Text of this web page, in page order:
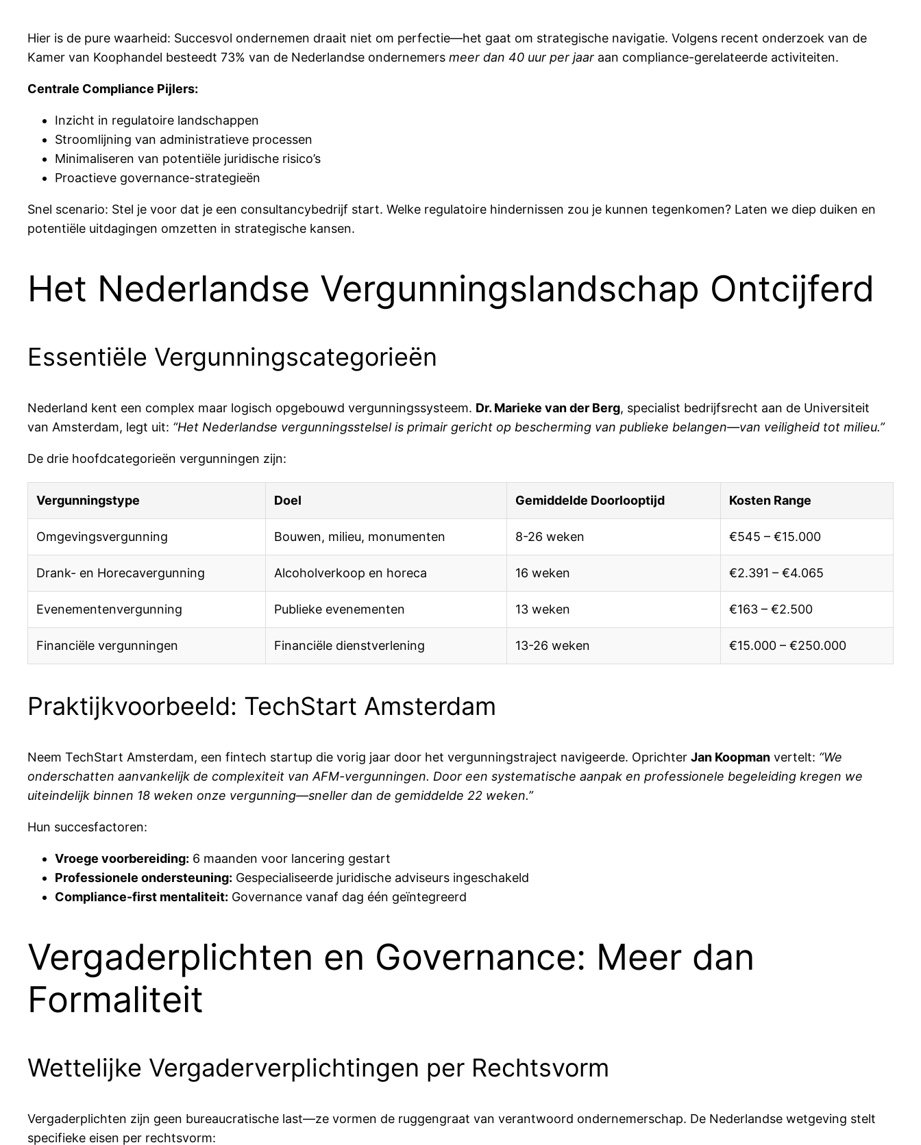
Hier is de pure waarheid: Succesvol ondernemen draait niet om perfectie—het gaat om strategische navigatie. Volgens recent onderzoek van de
Kamer van Koophandel besteedt 73% van de Nederlandse ondernemers meer dan 40 uur per jaar aan compliance-gerelateerde activiteiten.
Centrale Compliance Pijlers:
Inzicht in regulatoire landschappen
Stroomlijning van administratieve processen
Minimaliseren van potentiële juridische risico’s
Proactieve governance-strategieën
Snel scenario: Stel je voor dat je een consultancybedrijf start. Welke regulatoire hindernissen zou je kunnen tegenkomen? Laten we diep duiken en
potentiële uitdagingen omzetten in strategische kansen.
Het Nederlandse Vergunningslandschap Ontcijferd
Essentiële Vergunningscategorieën
Nederland kent een complex maar logisch opgebouwd vergunningssysteem. Dr. Marieke van der Berg, specialist bedrijfsrecht aan de Universiteit
van Amsterdam, legt uit: “Het Nederlandse vergunningsstelsel is primair gericht op bescherming van publieke belangen—van veiligheid tot milieu.”
De drie hoofdcategorieën vergunningen zijn:
Vergunningstype Doel Gemiddelde Doorlooptijd Kosten Range
Omgevingsvergunning Bouwen, milieu, monumenten 8-26 weken €545 – €15.000
Drank- en Horecavergunning Alcoholverkoop en horeca 16 weken €2.391 – €4.065
Evenementenvergunning Publieke evenementen 13 weken €163 – €2.500
Financiële vergunningen Financiële dienstverlening 13-26 weken €15.000 – €250.000
Praktijkvoorbeeld: TechStart Amsterdam
Neem TechStart Amsterdam, een fintech startup die vorig jaar door het vergunningstraject navigeerde. Oprichter Jan Koopman vertelt: “We
onderschatten aanvankelijk de complexiteit van AFM-vergunningen. Door een systematische aanpak en professionele begeleiding kregen we
uiteindelijk binnen 18 weken onze vergunning—sneller dan de gemiddelde 22 weken.”
Hun succesfactoren:
Vroege voorbereiding: 6 maanden voor lancering gestart
Professionele ondersteuning: Gespecialiseerde juridische adviseurs ingeschakeld
Compliance-first mentaliteit: Governance vanaf dag één geïntegreerd
Vergaderplichten en Governance: Meer dan
Formaliteit
Wettelijke Vergaderverplichtingen per Rechtsvorm
Vergaderplichten zijn geen bureaucratische last—ze vormen de ruggengraat van verantwoord ondernemerschap. De Nederlandse wetgeving stelt
specifieke eisen per rechtsvorm: